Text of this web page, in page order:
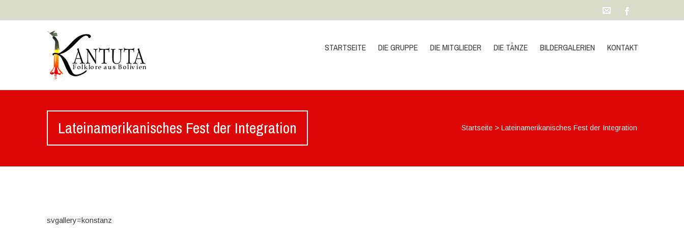
STARTSEITE DIE GRUPPE DIE MITGLIEDER DIE TÄNZE BILDERGALERIEN KONTAKT
Lateinamerikanisches Fest der Integration Startseite >Lateinamerikanisches Fest der Integration
svgallery=konstanz